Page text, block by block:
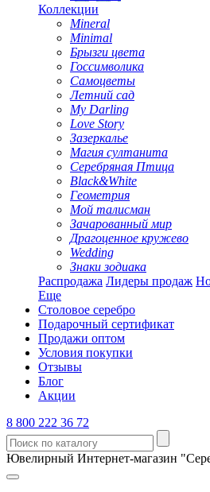
Коллекции
Mineral
Minimal
Брызги цвета
Госсимволика
Самоцветы
Летний сад
My Darling
Love Story
Зазеркалье
Магия султанита
Серебряная Птица
Black&White
Геометрия
Мой талисман
Зачарованный мир
Драгоценное кружево
Wedding
Знаки зодиака
Распродажа Лидеры продаж
Еще
Столовое серебро
Подарочный сертификат
Продажи оптом
Условия покупки
Отзывы
Блог
Акции
8 800 222 36 72
Ювелирный Интернет-магазин